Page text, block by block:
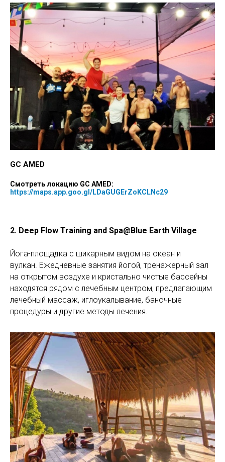
GC AMED
Смотреть локацию GC AMED:
https://maps.app.goo.gl/LDaGUGErZoKCLNc29
2. Deep Flow Training and Spa@Blue Earth Village
Йога-площадка с шикарным видом на океан и
вулкан. Ежедневные занятия йогой, тренажерный зал
на открытом воздухе и кристально чистые бассейны
находятся рядом с лечебным центром, предлагающим
лечебный массаж, иглоукалывание, баночные
процедуры и другие методы лечения.